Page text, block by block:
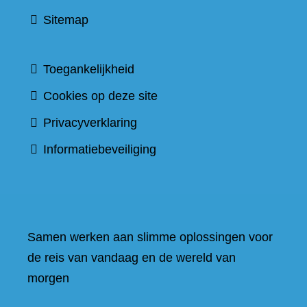
Sitemap
Toegankelijkheid
Cookies op deze site
Privacyverklaring
Informatiebeveiliging
Samen werken aan slimme oplossingen voor
de reis van vandaag en de wereld van
morgen